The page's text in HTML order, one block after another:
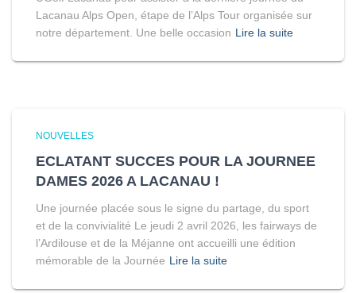
Lacanau Alps Open, étape de l’Alps Tour organisée sur
notre département. Une belle occasion Lire la suite
NOUVELLES
ECLATANT SUCCES POUR LA JOURNEE
DAMES 2026 A LACANAU !
Une journée placée sous le signe du partage, du sport
et de la convivialité Le jeudi 2 avril 2026, les fairways de
l’Ardilouse et de la Méjanne ont accueilli une édition
mémorable de la Journée Lire la suite